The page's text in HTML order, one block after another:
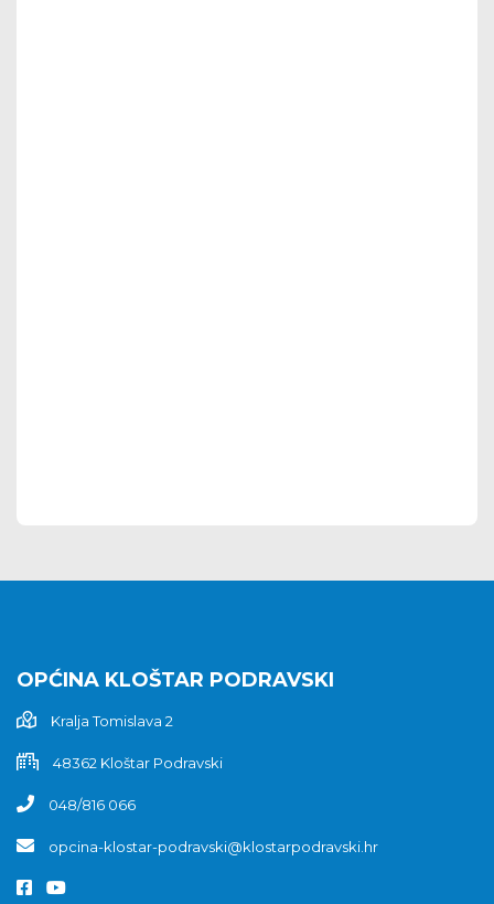
OPĆINA KLOŠTAR PODRAVSKI
Kralja Tomislava 2
48362 Kloštar Podravski
048/816 066
opcina-klostar-podravski@klostarpodravski.hr